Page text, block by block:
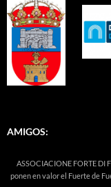
AMIGOS:
ASSOCIACIONE FORTE DI
ponen en valor el Fuerte de